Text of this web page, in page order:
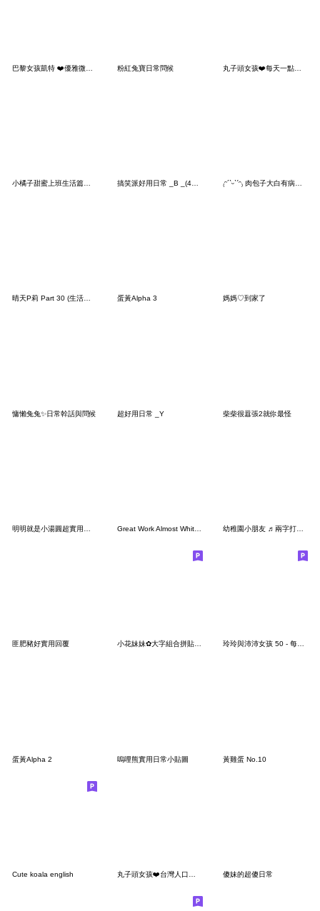
粉紅兔寶日常問候 丸子頭女孩❤️每天一點小情緒與大實話
₍ᵔ´ˋᵕˋˊᵔ₎ 肉包子大白有病就吃藥
晴天P莉 Part 30 (生活情境篇-3D無字版) 蛋黃Alpha 3 媽媽♡到家了
慵懶兔兔✨日常幹話與問候 超好用日常 _Y 柴柴很囂張2就你最怪
幼稚園小朋友 ♬兩字打發你 大貼圖
匪肥豬好實用回覆 小花妹妹✿大字組合拼貼樂貼圖 玲玲與沛沛女孩 50 - 每日快樂祝福！
蛋黃Alpha 2 嗚哩熊實用日常小貼圖 黃雞蛋 No.10
Cute koala english 傻妹的超傻日常